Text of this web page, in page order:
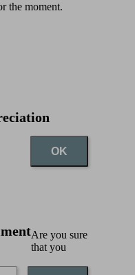
the moment.
OK
Are you sure
that you